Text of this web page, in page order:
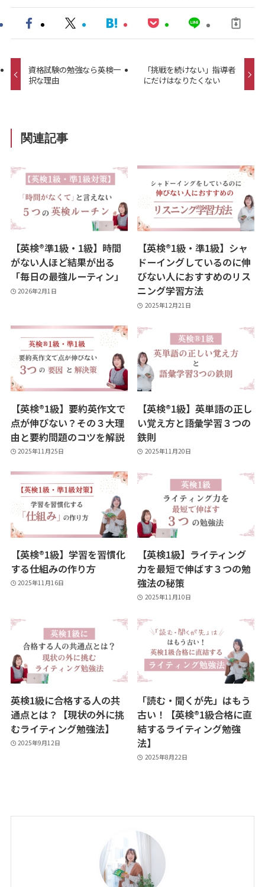
資格試験の勉強なら英検一
択な理由
「挑戦を続けない」指導者
にだけはなりたくない
関連記事
【英検®準1級・1級】時間
がない人ほど結果が出る
「毎日の最強ルーティン」
2026年2月1日
【英検®︎1級・準1級】シャ
ドーイングしているのに伸
びない人におすすめのリス
ニング学習方法
2025年12月21日
【英検®︎1級】要約英作文で
点が伸びない？その３大理
由と要約問題のコツを解説
2025年11月25日
【英検®️1級】英単語の正し
い覚え方と語彙学習３つの
鉄則
2025年11月20日
【英検®️1級】学習を習慣化
する仕組みの作り方
2025年11月16日
【英検1級】ライティング
力を最短で伸ばす３つの勉
強法の秘策
2025年11月10日
英検1級に合格する人の共
通点とは？【現状の外に挑
むライティング勉強法】
2025年9月12日
「読む・聞くが先」はもう
古い！【英検®︎1級合格に直
結するライティング勉強
法】
2025年8月22日